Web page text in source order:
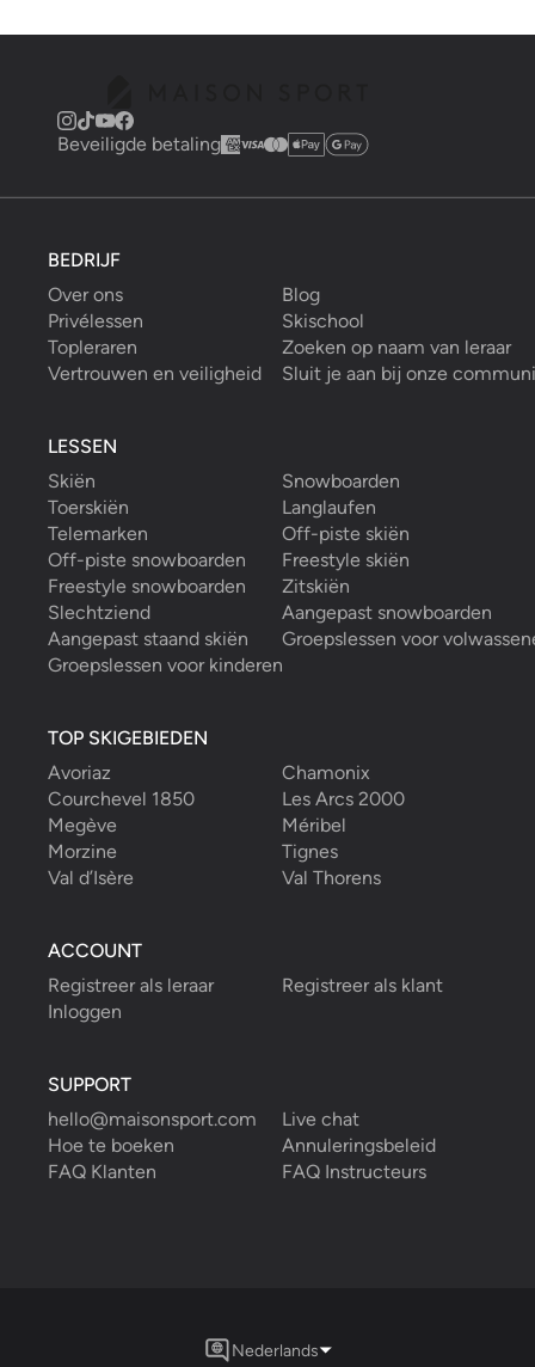
Beveiligde betaling
BEDRIJF
Over ons
Blog
Privélessen
Skischool
Topleraren
Zoeken op naam van leraar
Vertrouwen en veiligheid
Sluit je aan bij onze
LESSEN
Skiën
Snowboarden
Toerskiën
Langlaufen
Telemarken
Off-piste skiën
Off-piste snowboarden
Freestyle skiën
Freestyle snowboarden
Zitskiën
Slechtziend
Aangepast snowboarden
Aangepast staand skiën
Groepslessen voor
Groepslessen voor kinderen
TOP SKIGEBIEDEN
Avoriaz
Chamonix
Courchevel 1850
Les Arcs 2000
Megève
Méribel
Morzine
Tignes
Val d’Isère
Val Thorens
ACCOUNT
Registreer als leraar
Registreer als klant
Inloggen
SUPPORT
hello@maisonsport.com
Live chat
Hoe te boeken
Annuleringsbeleid
FAQ Klanten
FAQ Instructeurs
Nederlands